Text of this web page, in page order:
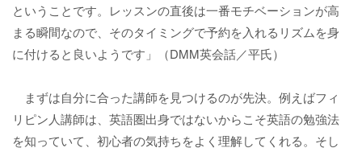
ということです。レッスンの直後は一番モチベーションが高
まる瞬間なので、そのタイミングで予約を入れるリズムを身
に付けると良いようです」（DMM英会話／平氏）
まずは自分に合った講師を見つけるのが先決。例えばフィ
リピン人講師は、英語圏出身ではないからこそ英語の勉強法
を知っていて、初心者の気持ちをよく理解してくれる。そし